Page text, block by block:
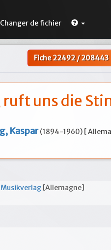
Changer de fichier
Fiche22492/208443
ruft uns die
Kaspar (1894-1960) [
Musikverlag [Allemagne]